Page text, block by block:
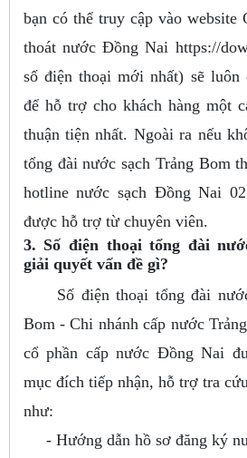
bạn có thể truy cập vào website
thoát nước Đồng Nai https://
số điện thoại mới nhất) sẽ luôn
để hỗ trợ cho khách hàng một
thuận tiện nhất. Ngoài ra nếu
tổng đài nước sạch Trảng Bom
hotline nước sạch Đồng Nai
được hỗ trợ từ chuyên viên.
3. Số điện thoại tổng đài
giải quyết vấn đề gì?
Số điện thoại tổng đài nước
Bom - Chi nhánh cấp nước
cổ phần cấp nước Đồng Nai
mục đích tiếp nhận, hỗ trợ tra
như:
- Hướng dẫn hồ sơ đăng ký